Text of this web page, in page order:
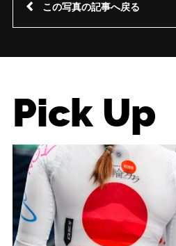
この写真の記事へ戻る
Pick Up